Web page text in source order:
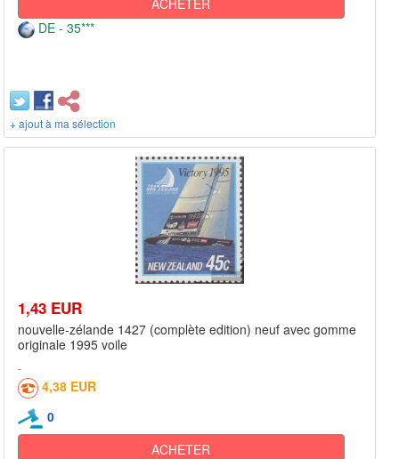
ACHETER
DE - 35***
+ ajout à ma sélection
1,43 EUR
nouvelle-zélande 1427 (complète edition) neuf avec gomme
originale 1995 voile
4,38 EUR
0
ACHETER